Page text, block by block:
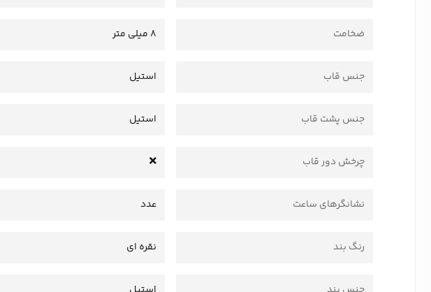
ضخامت 8 میلی متر
جنس قاب استیل
جنس پشت قاب استیل
چرخش دور قاب
نشانگرهای ساعت عدد
رنگ بند نقره ای